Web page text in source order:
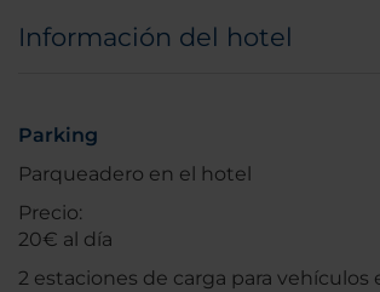
Información del hotel
Parking
Parqueadero en el hotel
Precio:
20€ al día
2 estaciones de carga para vehículos